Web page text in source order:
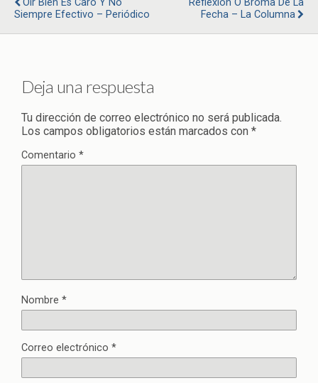
Siempre Efectivo – Periódico
Fecha – La Columna
Deja una respuesta
Tu dirección de correo electrónico no será publicada.
Los campos obligatorios están marcados con *
Comentario *
Nombre *
Correo electrónico *